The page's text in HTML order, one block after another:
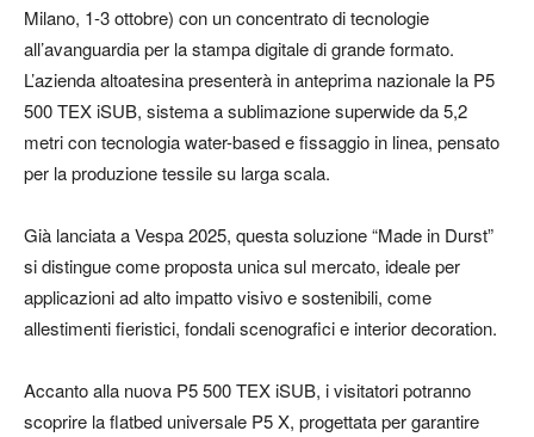
Milano, 1-3 ottobre) con un concentrato di tecnologie
all’avanguardia per la stampa digitale di grande formato.
L’azienda altoatesina presenterà in anteprima nazionale la P5
500 TEX iSUB, sistema a sublimazione superwide da 5,2
metri con tecnologia water-based e fissaggio in linea, pensato
per la produzione tessile su larga scala.
Già lanciata a Vespa 2025, questa soluzione “Made in Durst”
si distingue come proposta unica sul mercato, ideale per
applicazioni ad alto impatto visivo e sostenibili, come
allestimenti fieristici, fondali scenografici e interior decoration.
Accanto alla nuova P5 500 TEX iSUB, i visitatori potranno
scoprire la flatbed universale P5 X, progettata per garantire